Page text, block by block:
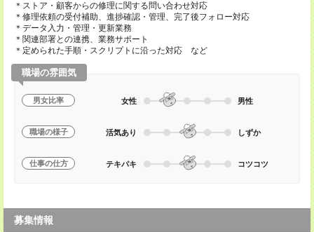
＊ストア・顧客からの修理に関する問い合わせ対応
＊修理依頼の受付補助、進捗確認・管理、完了後フォロー対応
＊データ入力・管理・更新業務
＊関連部署との連携、業務サポート
＊定められた手順・スクリプトに沿った対応 など
職場の雰囲気
男女比率 女性 男性
職場の様子 活気あり しずか
仕事の仕方 テキパキ コツコツ
募集情報